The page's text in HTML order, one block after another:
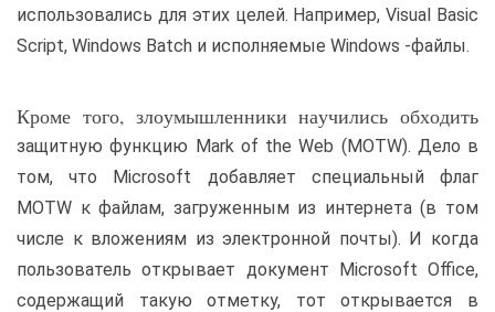
использовались для этих целей. Например, Visual Basic
Script, Windows Batch и исполняемые Windows -файлы.
Кроме того, злоумышленники научились обходить
защитную функцию Mark of the Web (MOTW). Дело в
том, что Microsoft добавляет специальный флаг
MOTW к файлам, загруженным из интернета (в том
числе к вложениям из электронной почты). И когда
пользователь открывает документ Microsoft Office,
содержащий такую отметку, тот открывается в